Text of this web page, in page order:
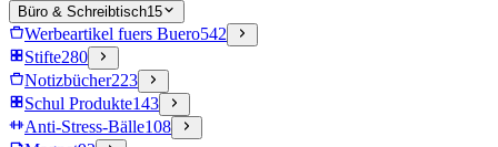
Büro & Schreibtisch15
Werbeartikel fuers Buero542
Stifte280
Notizbücher223
Schul Produkte143
Anti-Stress-Bälle108